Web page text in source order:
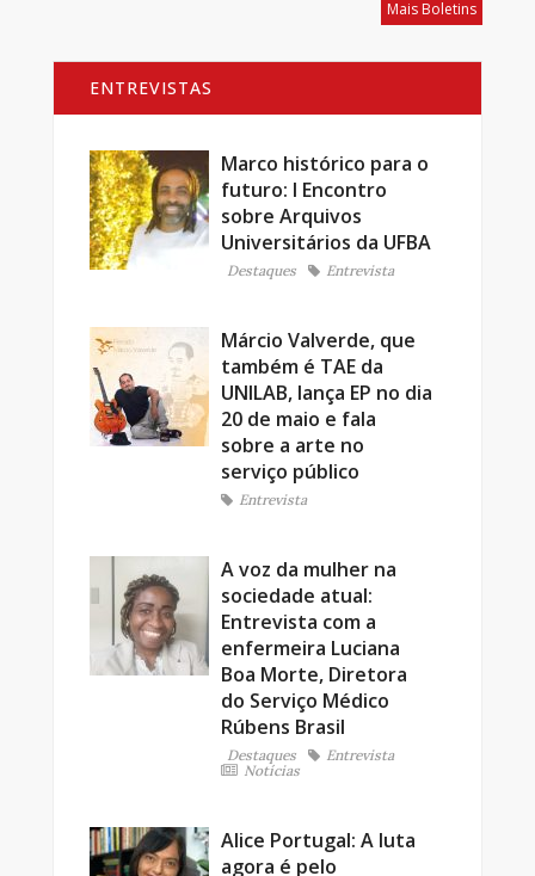
Mais Boletins
ENTREVISTAS
Marco histórico para o
futuro: I Encontro
sobre Arquivos
Universitários da UFBA
Destaques Entrevista
Márcio Valverde, que
também é TAE da
UNILAB, lança EP no dia
20 de maio e fala
sobre a arte no
serviço público
Entrevista
A voz da mulher na
sociedade atual:
Entrevista com a
enfermeira Luciana
Boa Morte, Diretora
do Serviço Médico
Rúbens Brasil
Destaques
Entrevista
Notícias
Alice Portugal: A luta
agora é pelo